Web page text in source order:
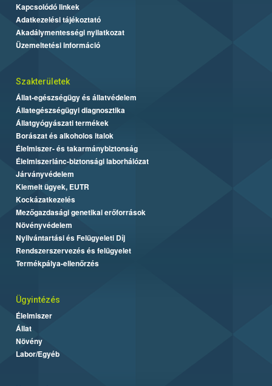
Kapcsolódó linkek
Adatkezelési tájékoztató
Akadálymentességi nyilatkozat
Üzemeltetési információ
Szakterületek
Állat-egészségügy és állatvédelem
Állategészségügyi diagnosztika
Állatgyógyászati termékek
Borászat és alkoholos italok
Élelmiszer- és takarmánybiztonság
Élelmiszerlánc-biztonsági laborhálózat
Járványvédelem
Kiemelt ügyek, EUTR
Kockázatkezelés
Mezőgazdasági genetikai erőforrások
Növényvédelem
Nyilvántartási és Felügyeleti Díj
Rendszerszervezés és felügyelet
Termékpálya-ellenőrzés
Ügyintézés
Élelmiszer
Állat
Növény
Labor/Egyéb